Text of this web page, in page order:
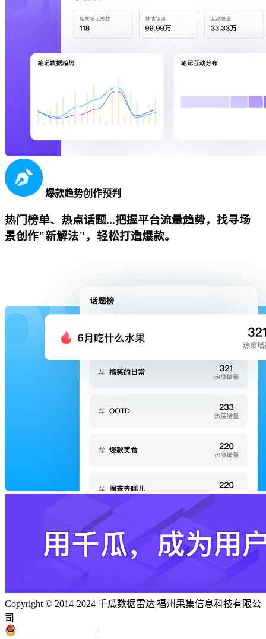
爆款趋势创作预判
热门榜单、热点话题...把握平台流量趋势，找寻场
景创作"新解法"，轻松打造爆款。
Copyright © 2014-2024 千瓜数据雷达|福州果集信息科技有限公
司
|